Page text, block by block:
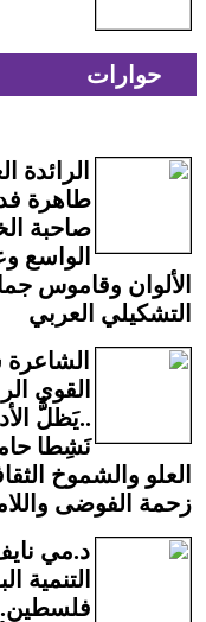
حوارات
الرائدة
طاهرة
صاحبة
الواسع
الألوان وقاموس
التشكيلي العربي
القوي
..يَظلُّ
نَشِطا
العلو والشموخ
زحمة الفوضى
د.مي
التنمية